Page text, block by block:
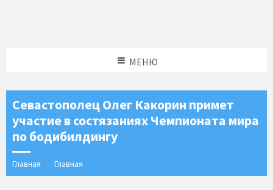
МЕНЮ
Севастополец Олег Какорин примет
участие в состязаниях Чемпионата мира
по бодибилдингу
Главная Главная